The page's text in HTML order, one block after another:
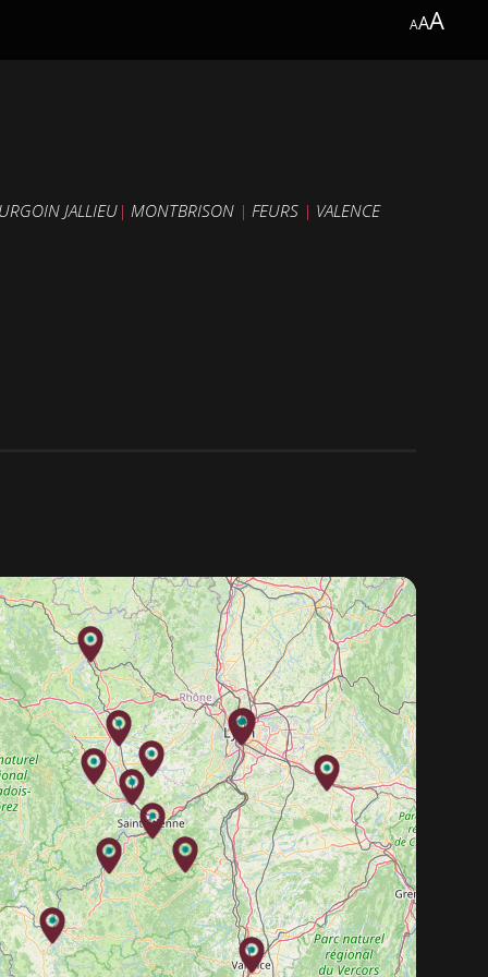
AAA
JALLIEU| MONTBRISON | FEURS | VALENCE